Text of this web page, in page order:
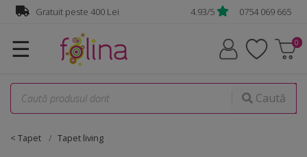
Gratuit peste 400 Lei 4.93/5 0754 069 665
☰
Caută
< Tapet Tapet living